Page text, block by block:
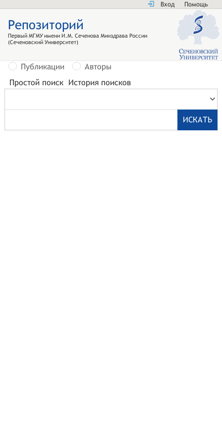
Вход Помощь
Репозиторий
Первый МГМУ имени И.М. Сеченова Минздрава России
(Сеченовский Университет)
Публикации
Авторы
Простой поиск История поисков